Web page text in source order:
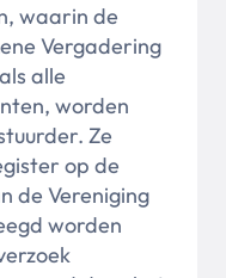
waarin de
Vergadering
alle
worden
Ze
op de
de Vereniging
worden